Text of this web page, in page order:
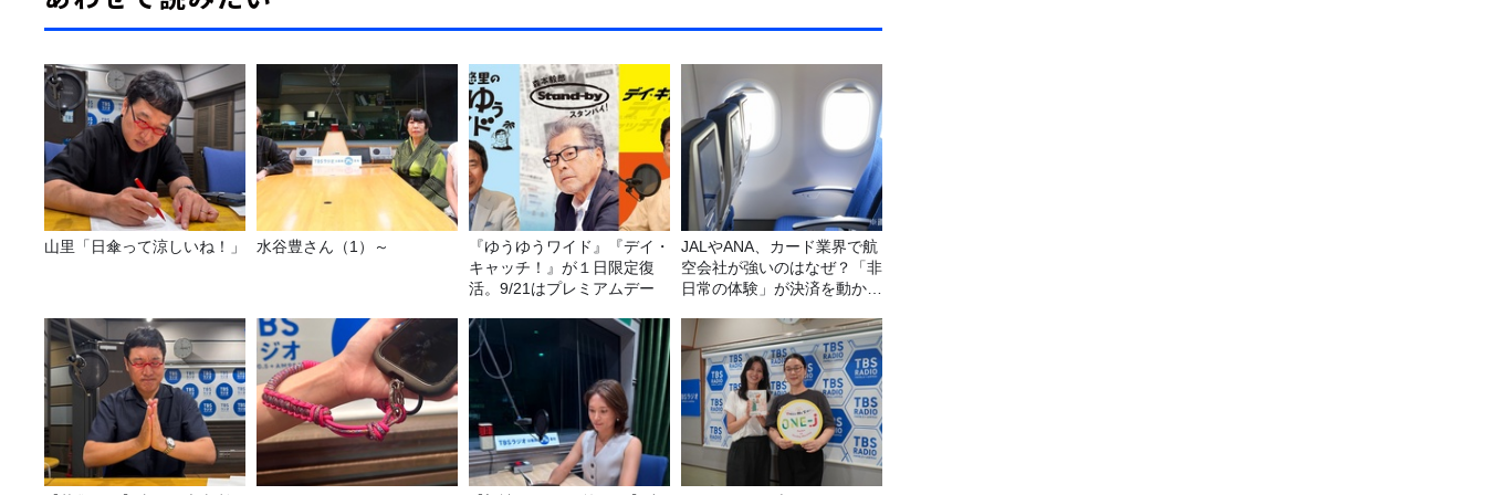
山里「日傘って涼しいね！」 水谷豊さん（1）～
『ゆうゆうワイド』『デイ・
キャッチ！』が１日限定復
活。9/21はプレミアムデー
JALやANA、カード業界で航
空会社が強いのはなぜ？「非
日常の体験」が決済を動かす